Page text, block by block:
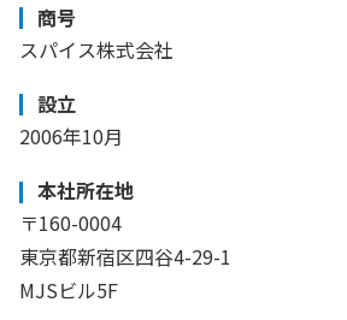
商号
スパイス株式会社
設立
2006年10月
本社所在地
〒160-0004
東京都新宿区四谷4-29-1
MJSビル5F